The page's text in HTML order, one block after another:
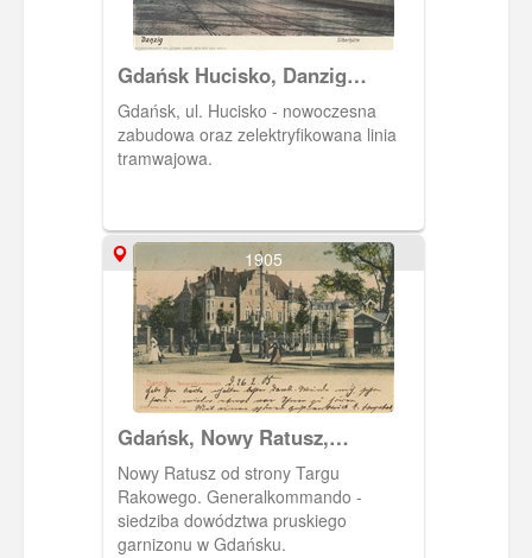
Gdańsk Hucisko, Danzig
Silberhütte
Gdańsk, ul. Hucisko - nowoczesna
zabudowa oraz zelektryfikowana linia
tramwajowa.
1905
Gdańsk, Nowy Ratusz,
Generalkommando
Nowy Ratusz od strony Targu
Rakowego. Generalkommando -
siedziba dowództwa pruskiego
garnizonu w Gdańsku.